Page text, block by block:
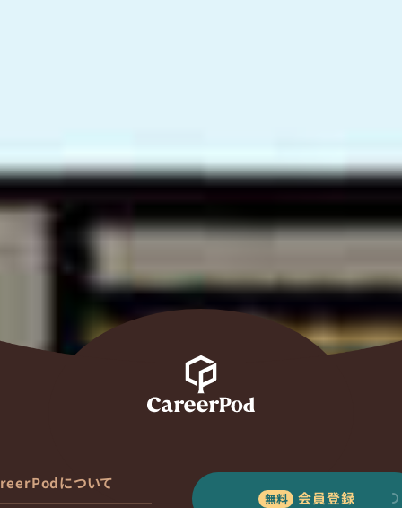
について
会員登録